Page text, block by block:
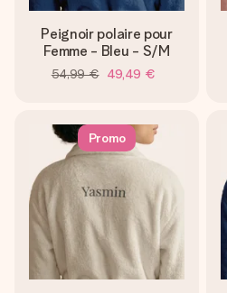
Peignoir polaire pour
Femme - Bleu - S/M
54,99 € 49,49 €
Promo